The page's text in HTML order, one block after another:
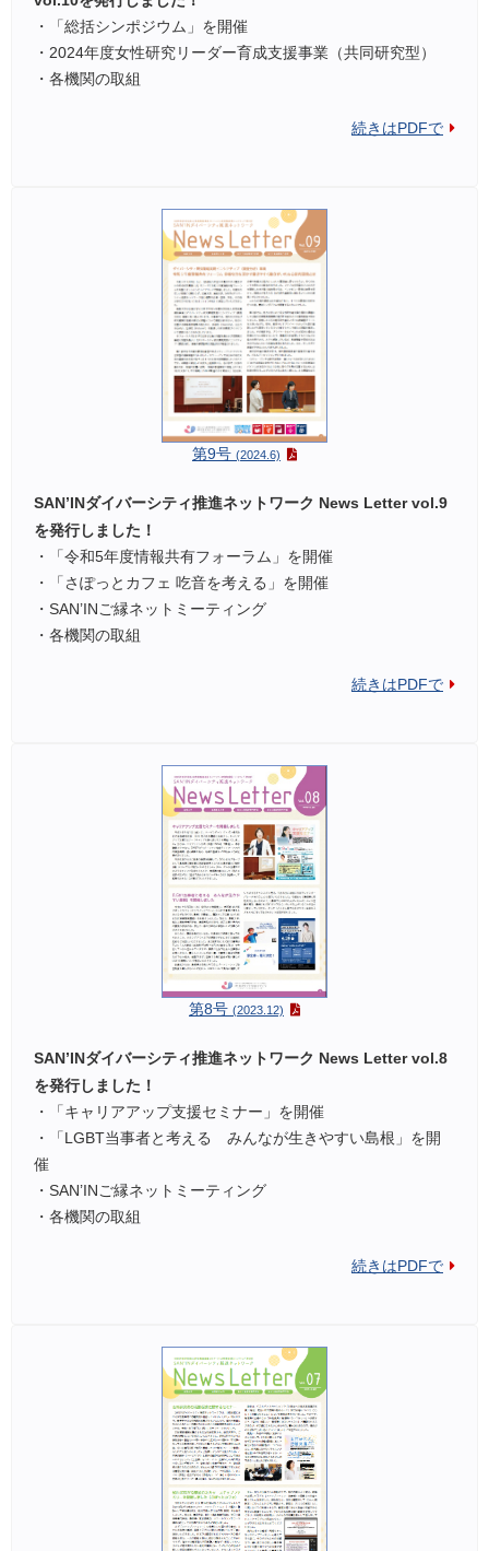
・「総括シンポジウム」を開催
・2024年度女性研究リーダー育成支援事業（共同研究型）
・各機関の取組
続きはPDFで
第9号 (2024.6)
SAN’INダイバーシティ推進ネットワーク News Letter vol.9
を発行しました！
・「令和5年度情報共有フォーラム」を開催
・「さぽっとカフェ 吃音を考える」を開催
・SAN’INご縁ネットミーティング
・各機関の取組
続きはPDFで
第8号 (2023.12)
SAN’INダイバーシティ推進ネットワーク News Letter vol.8
を発行しました！
・「キャリアアップ支援セミナー」を開催
・「LGBT当事者と考える みんなが生きやすい島根」を開
催
・SAN’INご縁ネットミーティング
・各機関の取組
続きはPDFで